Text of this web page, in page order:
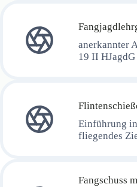
anerkannter
19 II HJagdG
Einführung
fliegendes
Fangschuss